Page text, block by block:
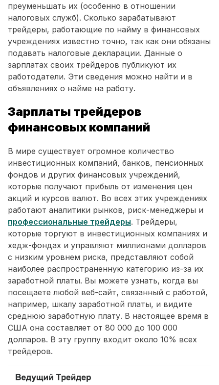
преуменьшать их (особенно в отношении
налоговых служб). Сколько зарабатывают
трейдеры, работающие по найму в финансовых
учреждениях известно точно, так как они обязаны
подавать налоговые декларации. Данные о
зарплатах своих трейдеров публикуют их
работодатели. Эти сведения можно найти и в
объявлениях о найме на работу.
Зарплаты трейдеров
финансовых компаний
В мире существует огромное количество
инвестиционных компаний, банков, пенсионных
фондов и других финансовых учреждений,
которые получают прибыль от изменения цен
акций и курсов валют. Во всех этих учреждениях
работают аналитики рынков, риск-менеджеры и
профессиональные трейдеры. Трейдеры,
которые торгуют в инвестиционных компаниях и
хедж-фондах и управляют миллионами долларов
с низким уровнем риска, представляют собой
наиболее распространенную категорию из-за их
заработной платы. Вы можете узнать, когда вы
посещаете любой веб-сайт, связанный с работой,
например, шкалу заработной платы, и видите
среднюю заработную плату. В настоящее время в
США она составляет от 80 000 до 100 000
долларов. В эту группу входит около 10% всех
трейдеров.